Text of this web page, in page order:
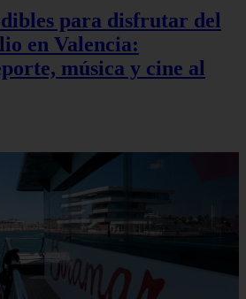
para disfrutar del
en Valencia:
música y cine al